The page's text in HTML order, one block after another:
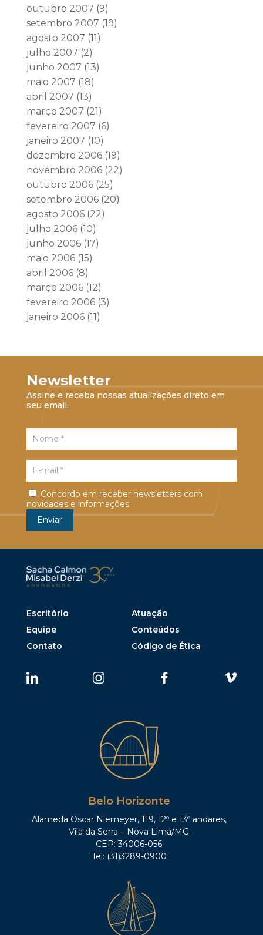
outubro 2007 (9)
setembro 2007 (19)
agosto 2007 (11)
julho 2007 (2)
junho 2007 (13)
maio 2007 (18)
abril 2007 (13)
março 2007 (21)
fevereiro 2007 (6)
janeiro 2007 (10)
dezembro 2006(19)
novembro 2006(22)
outubro 2006(25)
setembro 2006(20)
agosto 2006(22)
julho 2006(10)
junho 2006(17)
maio 2006(15)
abril 2006(8)
março 2006(12)
fevereiro 2006(3)
janeiro 2006(11)
Newsletter
Assine e receba nossas atualizações direto em
seu email.
Concordo em receber newsletters com
novidades e informações.
Escritório
Atuação
Equipe
Conteúdos
Contato
Código de Ética
Belo Horizonte
Alameda Oscar Niemeyer, 119, 12º e 13º andares,
Vila da Serra – Nova Lima/MG
CEP: 34006-056
Tel: (31)3289-0900